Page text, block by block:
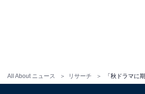
All About ニュース リサーチ